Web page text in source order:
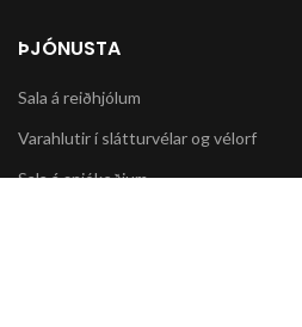
ÞJÓNUSTA
Sala á reiðhjólum
Varahlutir í slátturvélar og vélorf
Sala á snjókeðjum